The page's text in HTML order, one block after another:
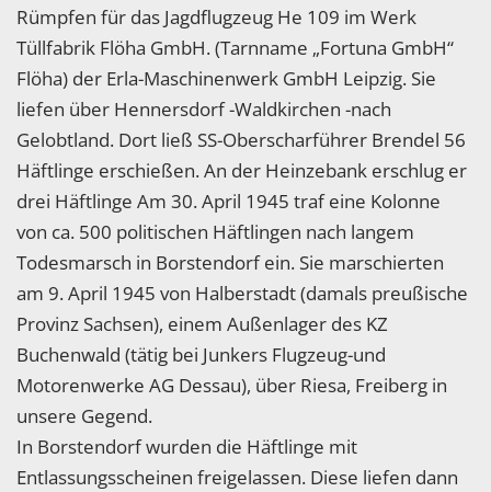
Rümpfen für das Jagdflugzeug He 109 im Werk
Tüllfabrik Flöha GmbH. (Tarnname „Fortuna GmbH“
Flöha) der Erla-Maschinenwerk GmbH Leipzig. Sie
liefen über Hennersdorf -Waldkirchen -nach
Gelobtland. Dort ließ SS-Oberscharführer Brendel 56
Häftlinge erschießen. An der Heinzebank erschlug er
drei Häftlinge Am 30. April 1945 traf eine Kolonne
von ca. 500 politischen Häftlingen nach langem
Todesmarsch in Borstendorf ein. Sie marschierten
am 9. April 1945 von Halberstadt (damals preußische
Provinz Sachsen), einem Außenlager des KZ
Buchenwald (tätig bei Junkers Flugzeug-und
Motorenwerke AG Dessau), über Riesa, Freiberg in
unsere Gegend.
In Borstendorf wurden die Häftlinge mit
Entlassungsscheinen freigelassen. Diese liefen dann